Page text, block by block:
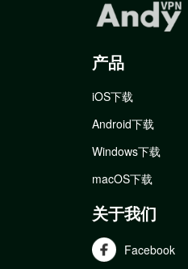
产品
iOS下载
Android下载
Windows下载
macOS下载
关于我们
Facebook